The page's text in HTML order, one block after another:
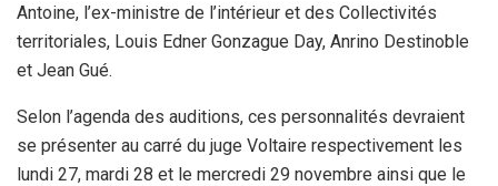
Antoine, l’ex-ministre de l’intérieur et des Collectivités
territoriales, Louis Edner Gonzague Day, Anrino Destinoble
et Jean Gué.
Selon l’agenda des auditions, ces personnalités devraient
se présenter au carré du juge Voltaire respectivement les
lundi 27, mardi 28 et le mercredi 29 novembre ainsi que le